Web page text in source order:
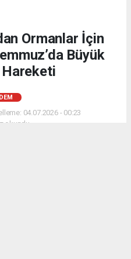
Ormanlar İçin
Büyük
04.07.2026 - 00:23
okundu.